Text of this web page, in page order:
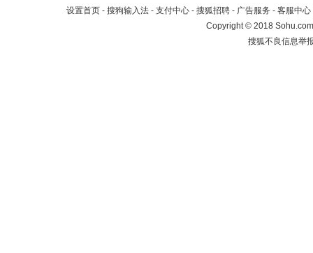
设置首页 - 搜狗输入法 - 支付中心 - 搜狐招聘 - 广告服务 - 客服中心
Copyright©2018
搜狐不良信息举